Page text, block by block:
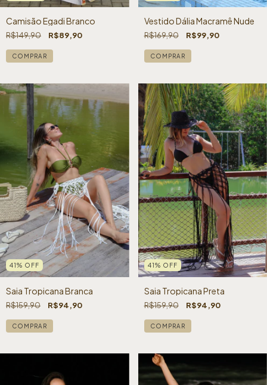
Camisão Egadi Branco
R$149,90 R$89,90
COMPRAR
Vestido Dália Macramê Nude
R$169,90 R$99,90
COMPRAR
41% OFF
Saia Tropicana Branca
R$159,90 R$94,90
COMPRAR
41% OFF
Saia Tropicana Preta
R$159,90 R$94,90
COMPRAR